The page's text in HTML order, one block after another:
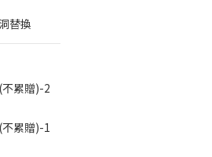
替換
累贈)-2
累贈)-1